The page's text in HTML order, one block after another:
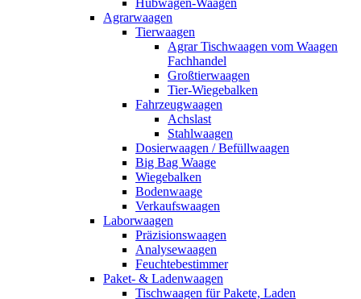
Hubwagen-Waagen
Agrarwaagen
Tierwaagen
Agrar Tischwaagen vom Waagen
Fachhandel
Großtierwaagen
Tier-Wiegebalken
Fahrzeugwaagen
Achslast
Stahlwaagen
Dosierwaagen / Befüllwaagen
Big Bag Waage
Wiegebalken
Bodenwaage
Verkaufswaagen
Laborwaagen
Präzisionswaagen
Analysewaagen
Feuchtebestimmer
Paket- & Ladenwaagen
Tischwaagen für Pakete, Laden